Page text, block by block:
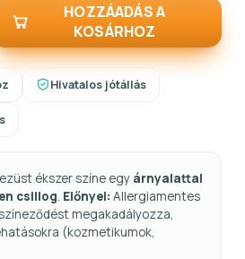
HOZZÁADÁS A
KOSÁRHOZ
Hivatalos jótállás
ékszer színe egy árnyalattal
csillog. Előnyei: Allergiamentes
megakadályozza,
(kozmetikumok,